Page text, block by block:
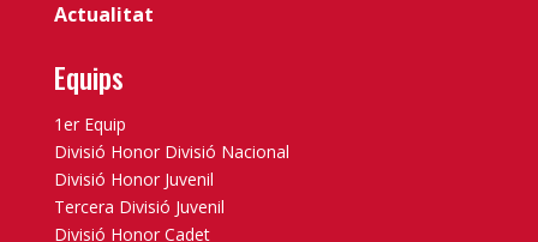
Actualitat
Equips
1er Equip
Divisió Honor Divisió Nacional
Divisió Honor Juvenil
Tercera Divisió Juvenil
Divisió Honor Cadet